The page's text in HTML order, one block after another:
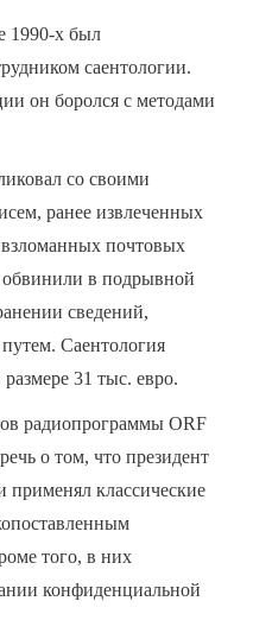
1990-х был
саентологии.
он боролся с методами
со своими
ранее извлеченных
почтовых
обвинили в подрывной
сведений,
Саентология
31 тыс. евро.
радиопрограммы ORF
о том, что президент
применял классические
того, в них
конфиденциальной